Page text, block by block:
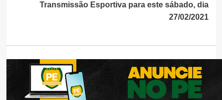
Transmissão Esportiva para este sábado, dia
27/02/2021